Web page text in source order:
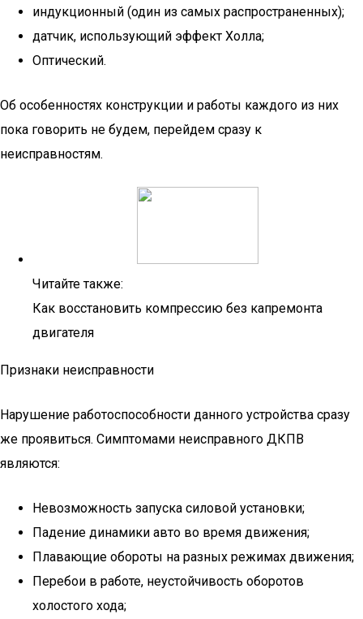
индукционный (один из самых распространенных);
датчик, использующий эффект Холла;
Оптический.
Об особенностях конструкции и работы каждого из них
пока говорить не будем, перейдем сразу к
неисправностям.
Читайте также:
Как восстановить компрессию без капремонта
двигателя
Признаки неисправности
Нарушение работоспособности данного устройства сразу
же проявиться. Симптомами неисправного ДКПВ
являются:
Невозможность запуска силовой установки;
Падение динамики авто во время движения;
Плавающие обороты на разных режимах движения;
Перебои в работе, неустойчивость оборотов
холостого хода;